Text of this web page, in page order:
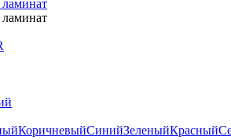
КоричневыйСинийЗеленыйКрасный